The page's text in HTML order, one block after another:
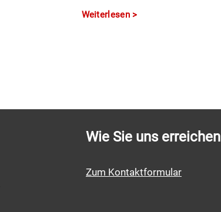
Weiterlesen
Wie Sie uns erreichen
Zum Kontaktformular